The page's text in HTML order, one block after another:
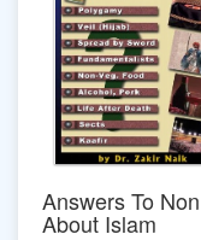
Answers To
About Islam